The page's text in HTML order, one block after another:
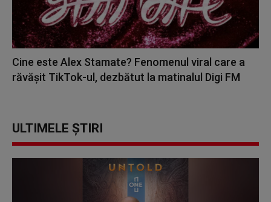
Cine este Alex Stamate? Fenomenul viral care a
răvășit TikTok-ul, dezbătut la matinalul Digi FM
ULTIMELE ȘTIRI